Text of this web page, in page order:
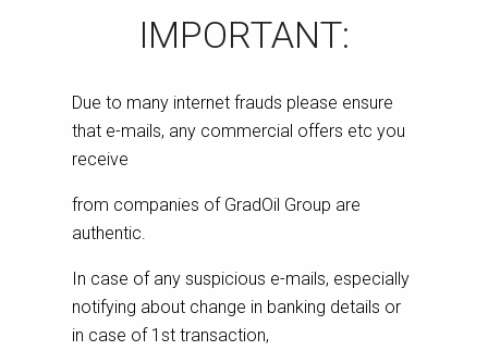
Шрот подсолнечный тостированный
высокопротеиновый гранулированый
Шрот рапсовый тостированный
IMPORTANT:
Due to many internet frauds please ensure
that e-mails, any commercial offers etc you
receive
from companies of GradOil Group are
authentic.
In case of any suspicious e-mails, especially
notifying about change in banking details or
in case of 1st transaction,